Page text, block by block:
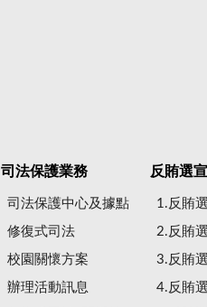
司法保護業務
司法保護中心及據點
修復式司法
校園關懷方案
辦理活動訊息
反賄選
1.反賄
2.反賄
3.反賄
4.反賄